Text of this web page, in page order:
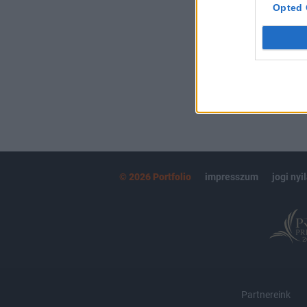
Opted
MÁR
© 2026 Portfolio impresszum jogi
Partnereink